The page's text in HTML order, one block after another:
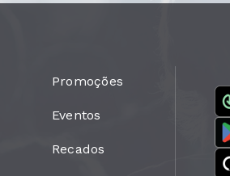
Promoções
Eventos
Recados